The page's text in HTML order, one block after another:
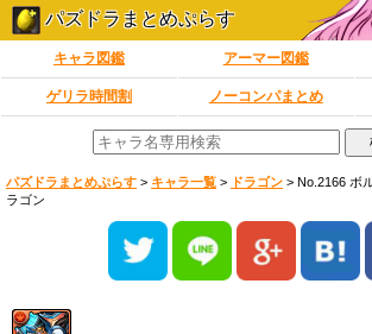
パズドラまとめぷらす
キャラ図鑑 アーマー図鑑
ゲリラ時間割 ノーコンパまとめ
パズドラまとめぷらす > キャラ一覧 > ドラゴン > No.2166 ボ
ラゴン